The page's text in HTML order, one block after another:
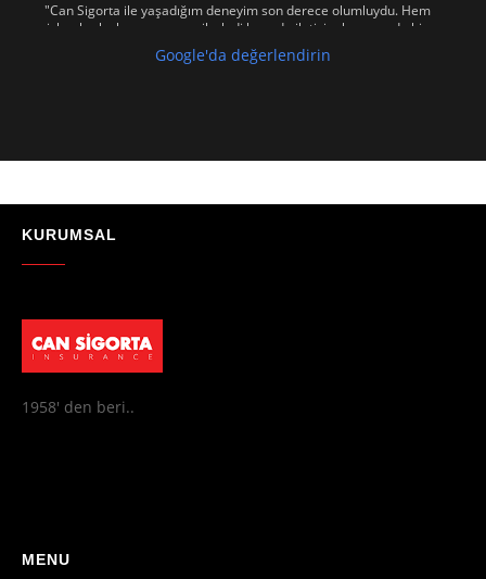
"Can Sigorta ile yaşadığım deneyim son derece olumluydu. Hem
işlemler hızlı ve sorunsuz ilerledi hem de iletişim konusunda hiç
zorlanmadım. Aradığımda ya da mesaj attığımda hemen dönüş
sağladılar, her soruma sabırla ve açıklayıcı bir şekilde yanıt verdiler.
"Absolutelly the best at the TRNC. Highly recommeded !!! Thank You
Google'da değerlendirin
KURUMSAL
1958' den beri..
MENU